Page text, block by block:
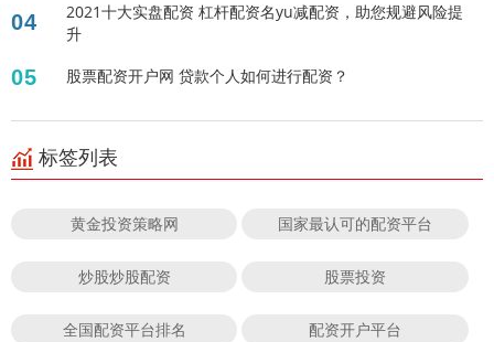
04
2021十大实盘配资 杠杆配资名yu减配资，助您规避风险提
升
05 股票配资开户网 贷款个人如何进行配资？
标签列表
黄金投资策略网 国家最认可的配资平台
炒股炒股配资 股票投资
全国配资平台排名 配资开户平台